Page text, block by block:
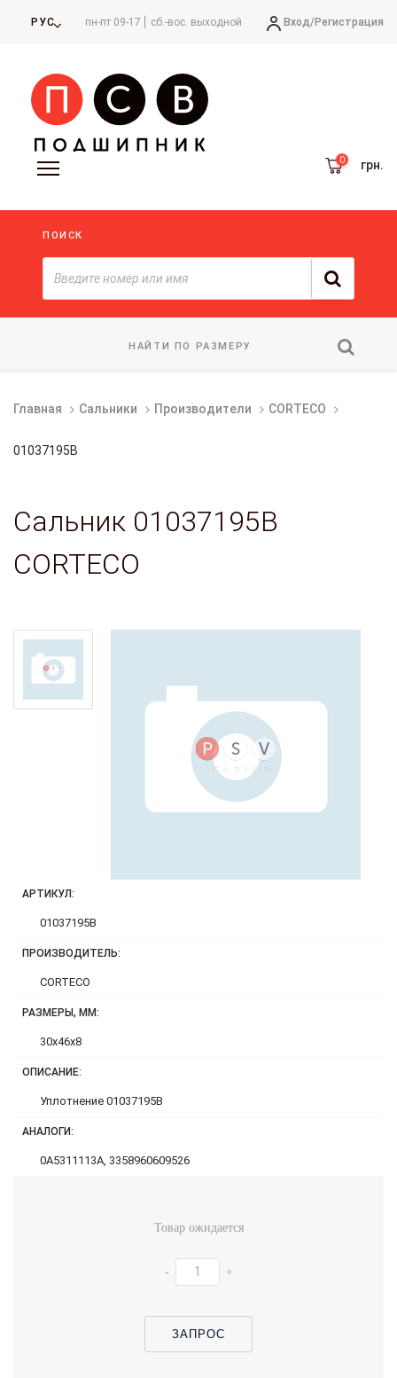
РУС пн-пт 09-17 сб.-вос. выходной Вход/Регистрация
грн.
ПОИСК
НАЙТИ ПО РАЗМЕРУ
Главная Сальники Производители CORTECO
01037195B
Сальник 01037195B
CORTECO
АРТИКУЛ:
01037195B
ПРОИЗВОДИТЕЛЬ:
CORTECO
РАЗМЕРЫ, ММ:
30x46x8
ОПИСАНИЕ:
Уплотнение 01037195B
АНАЛОГИ:
0A5311113A, 3358960609526
Товар ожидается
- +
ЗАПРОС